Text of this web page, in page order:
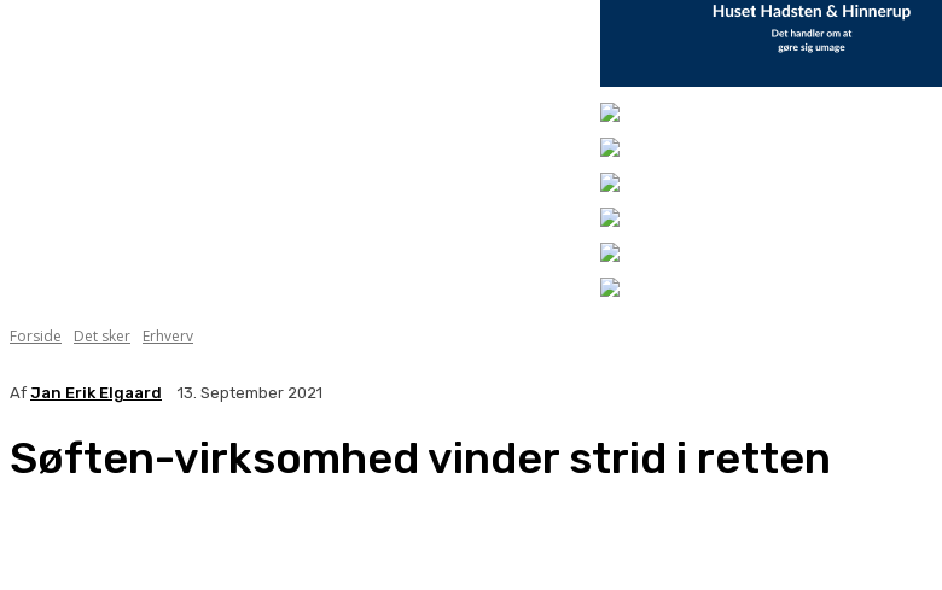
Forside Det sker Erhverv
Af Jan Erik Elgaard 13. September 2021
Søften-virksomhed vinder strid i retten